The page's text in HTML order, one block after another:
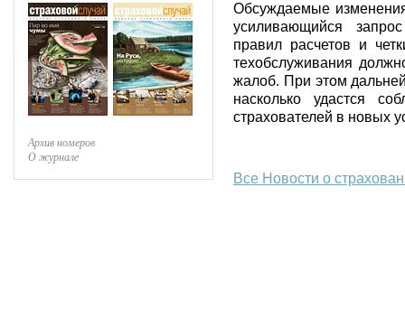
Архив номеров
О журнале
Обсуждаемые изменения
усиливающийся
правил расчетов и
техобслуживания
жалоб. При этом
насколько удастся
страхователей в новых
Все Новости о